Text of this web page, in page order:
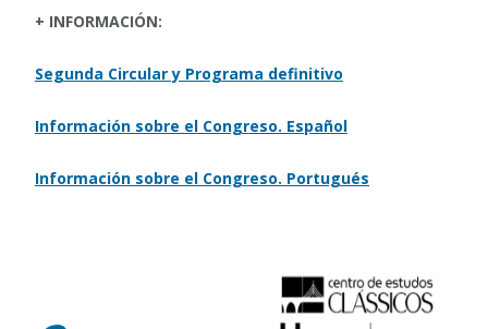
+ INFORMACIÓN:
Segunda Circular y Programa definitivo
Información sobre el Congreso. Español
Información sobre el Congreso. Portugués